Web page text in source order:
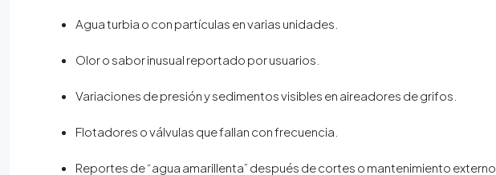
Agua turbia o con partículas en varias unidades.
Olor o sabor inusual reportado por usuarios.
Variaciones de presión y sedimentos visibles en aireadores de grifos.
Flotadores o válvulas que fallan con frecuencia.
Reportes de “agua amarillenta” después de cortes o mantenimiento externo.